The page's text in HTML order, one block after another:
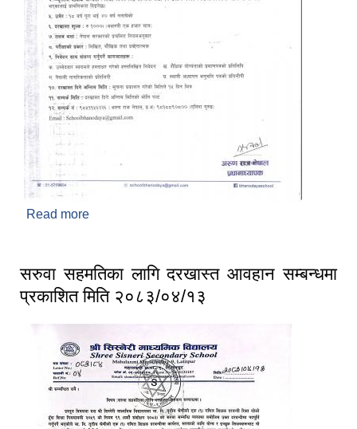
Read more
सरुवा सहमतिका लागि दरखास्त आवहान सम्बन्धमा
प्रकाशित मिति २०८३/०४/१३